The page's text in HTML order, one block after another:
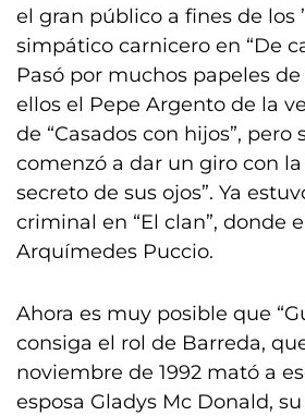
el gran público a fines de los
simpático carnicero en “De
Pasó por muchos papeles
ellos el Pepe Argento de la
de “Casados con hijos”, pero
comenzó a dar un giro con la
secreto de sus ojos”. Ya
criminal en “El clan”, donde
Arquímedes Puccio.
Ahora es muy posible que
consiga el rol de Barreda,
noviembre de 1992 mató a
esposa Gladys Mc Donald,